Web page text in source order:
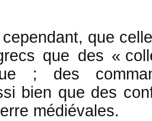
que
que des «
; des
bien que des
médiévales.